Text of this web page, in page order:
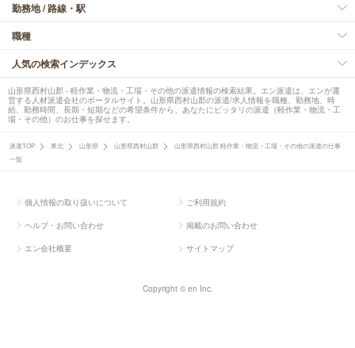
勤務地 / 路線・駅
職種
人気の検索インデックス
山形県西村山郡 - 軽作業・物流・工場・その他の派遣情報の検索結果。エン派遣は、エンが運
営する人材派遣会社のポータルサイト。山形県西村山郡の派遣/求人情報を職種、勤務地、時
給、勤務時間、長期・短期などの希望条件から、あなたにピッタリの派遣（軽作業・物流・工
場・その他）のお仕事を探せます。
派遣TOP 東北 山形県 山形県西村山郡
山形県西村山郡 軽作業・物流・工場・その他の派遣の仕事
一覧
個人情報の取り扱いについて ご利用規約
ヘルプ・お問い合わせ 掲載のお問い合わせ
エン会社概要 サイトマップ
Copyright © en Inc.